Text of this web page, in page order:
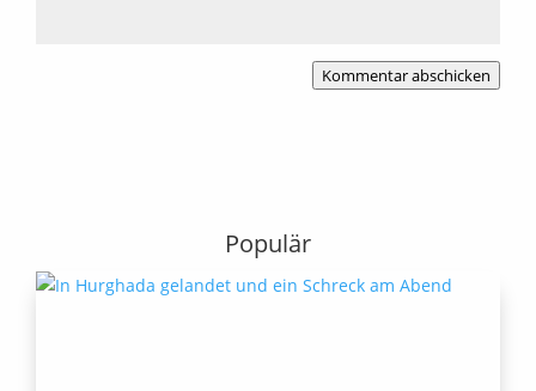
Kommentar abschicken
Populär